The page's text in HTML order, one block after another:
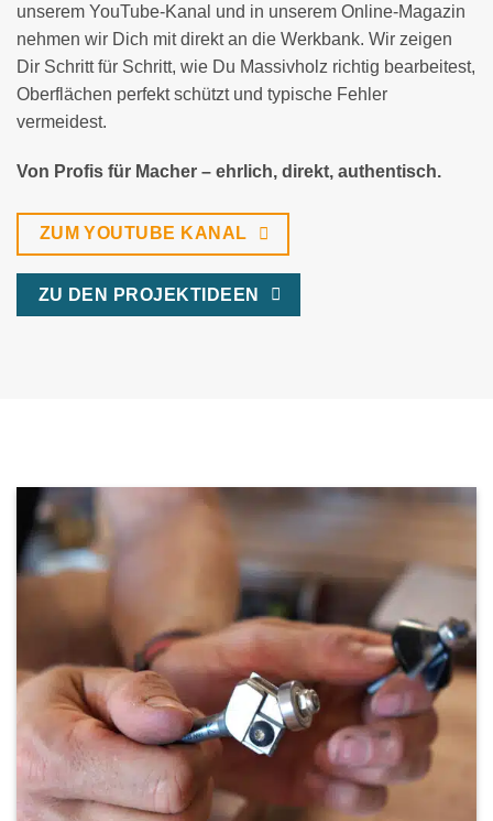
unserem YouTube-Kanal und in unserem Online-Magazin
nehmen wir Dich mit direkt an die Werkbank. Wir zeigen
Dir Schritt für Schritt, wie Du Massivholz richtig bearbeitest,
Oberflächen perfekt schützt und typische Fehler
vermeidest.
Von Profis für Macher – ehrlich, direkt, authentisch.
ZUM YOUTUBE KANAL
ZU DEN PROJEKTIDEEN